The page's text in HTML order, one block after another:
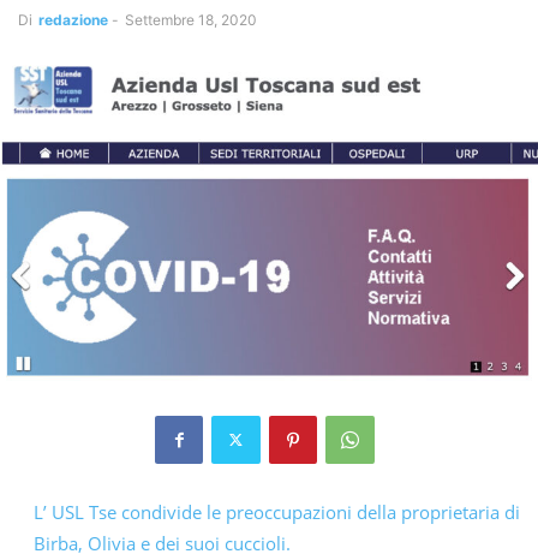
Di redazione - Settembre 18, 2020
L’ USL Tse condivide le preoccupazioni della proprietaria di
Birba, Olivia e dei suoi cuccioli.